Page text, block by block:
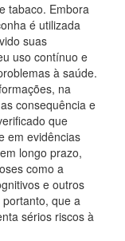
tabaco. Embora
é utilizada
suas
uso contínuo e
à saúde.
na
consequência e
que
em evidências
longo prazo,
como a
e outros
que a
sérios riscos à